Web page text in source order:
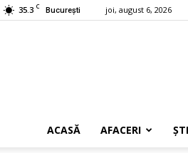
35.3 C București joi, august 6, 2026
ACASĂ AFACERI